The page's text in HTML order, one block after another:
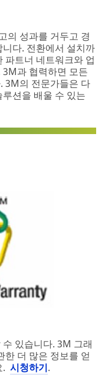
의 성과를 거두고 경
다. 전환에서 설치까
파트너 네트워크와 업
과 협력하면 모든
3M의 전문가들은 다
션을 배울 수 있는
있습니다. 3M 그래
한 더 많은 정보를 얻
. 시청하기.